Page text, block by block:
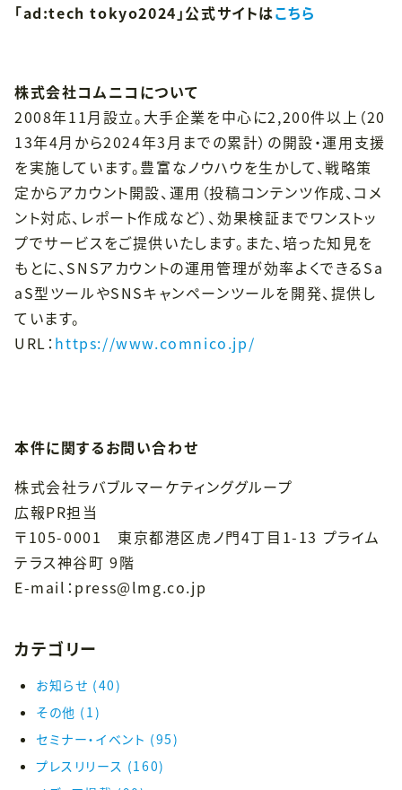
「ad:tech tokyo2024」公式サイトはこちら
株式会社コムニコについて
2008年11月設立。大手企業を中心に2,200件以上（20
13年4月から2024年3月までの累計）の開設・運用支援
を実施しています。豊富なノウハウを生かして、戦略策
定からアカウント開設、運用（投稿コンテンツ作成、コメ
ント対応、レポート作成など）、効果検証までワンストッ
プでサービスをご提供いたします。また、培った知見を
もとに、SNSアカウントの運用管理が効率よくできるSa
aS型ツールやSNSキャンペーンツールを開発、提供し
ています。
URL： https://www.comnico.jp/
本件に関するお問い合わせ
株式会社ラバブルマーケティンググループ
広報PR担当
〒105-0001 東京都港区虎ノ門4丁目1-13 プライム
テラス神谷町 9階
E-mail：press@lmg.co.jp
カテゴリー
お知らせ (40)
その他 (1)
セミナー・イベント (95)
プレスリリース (160)